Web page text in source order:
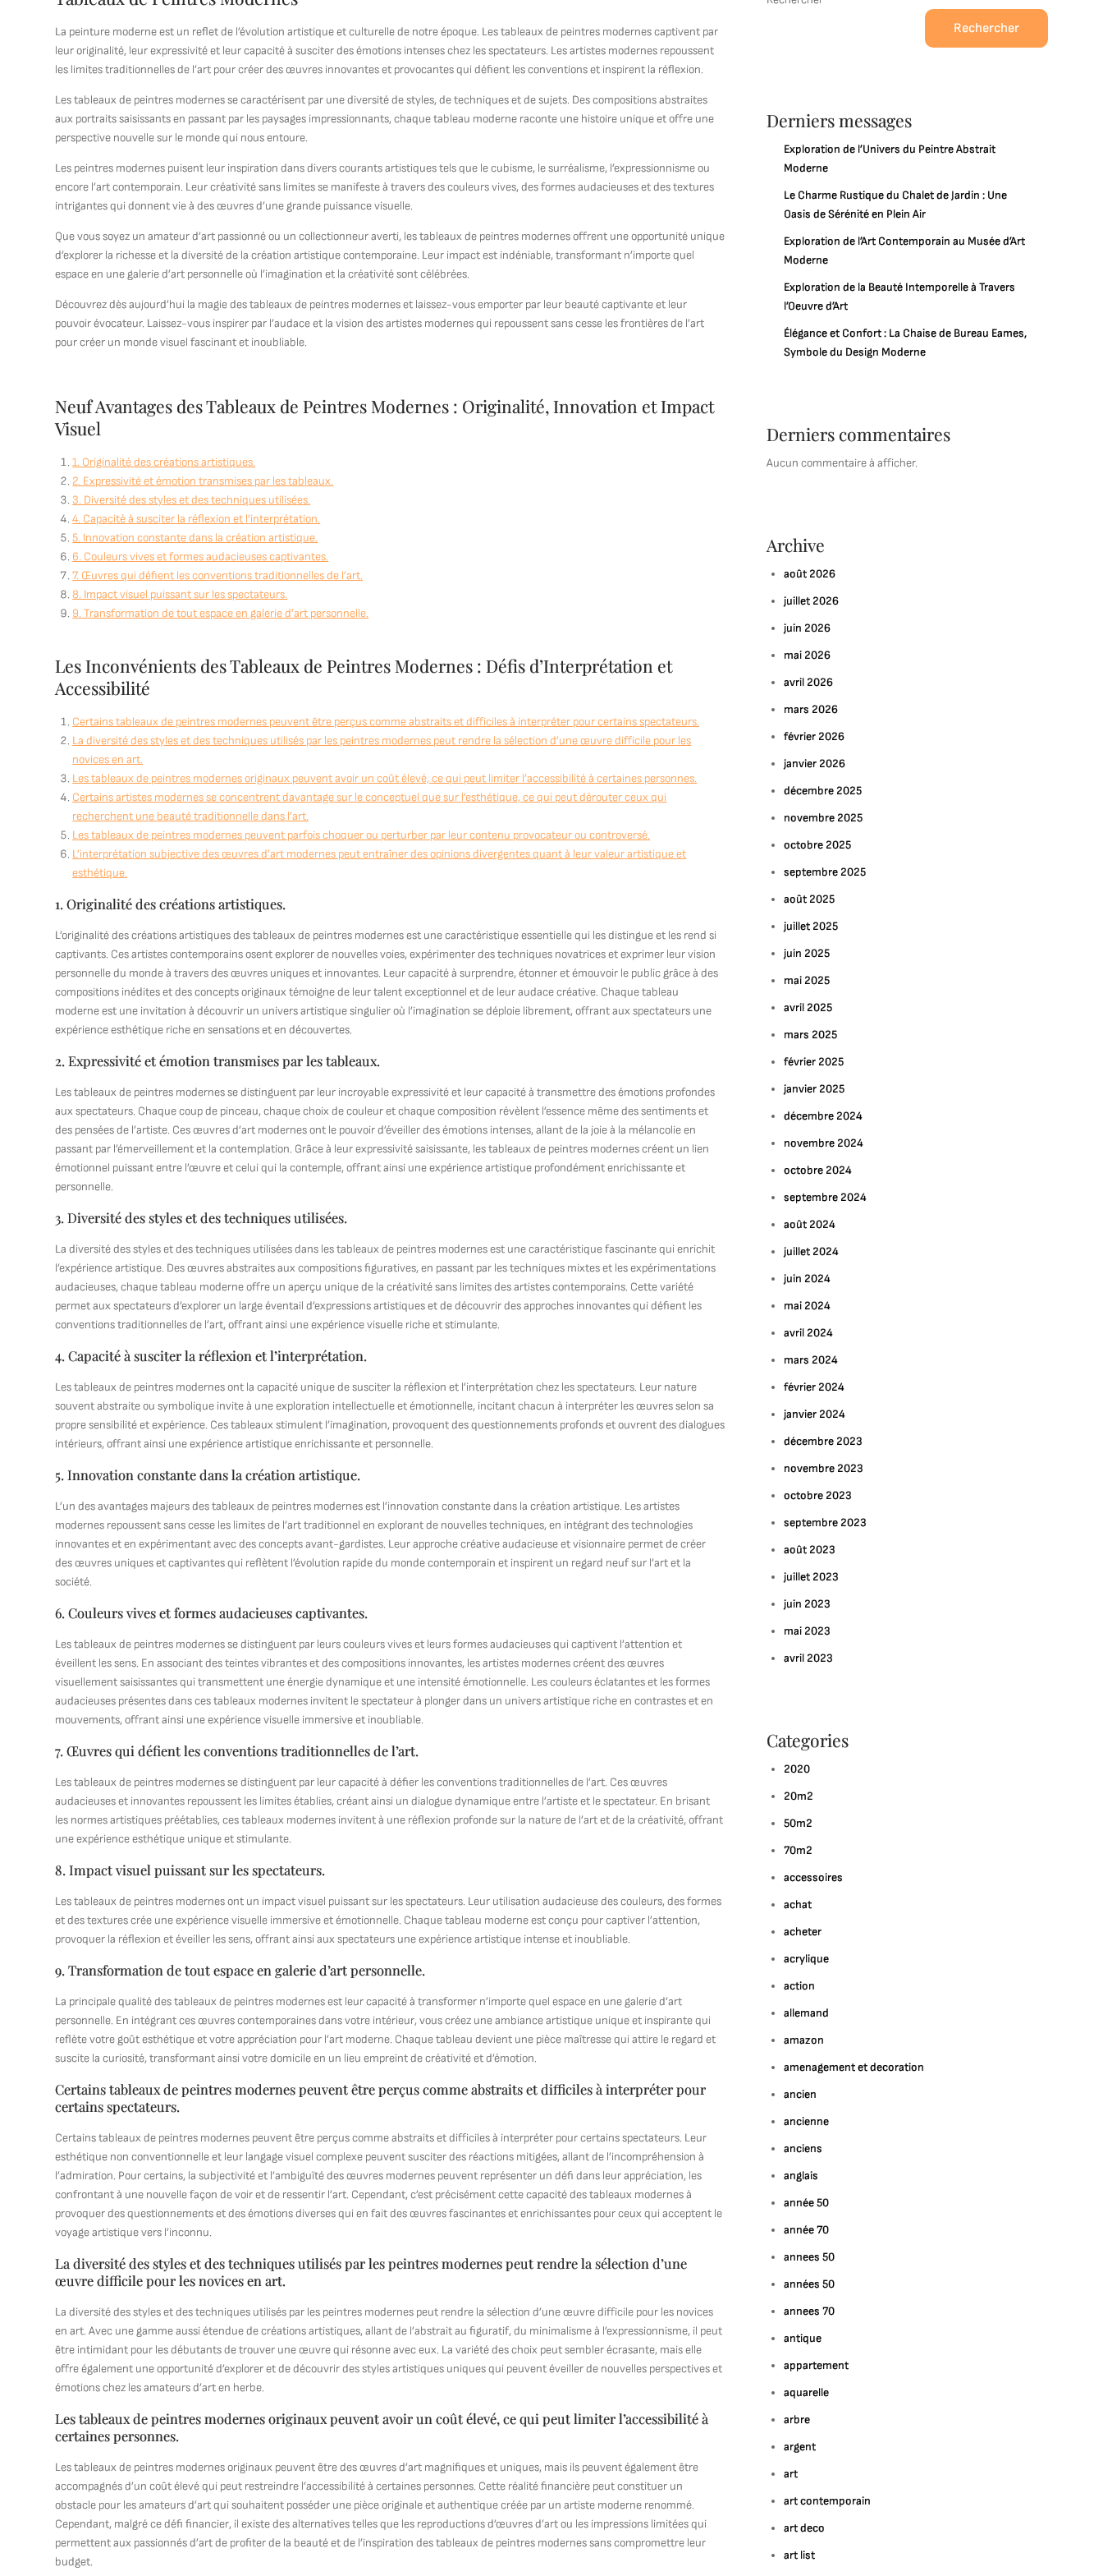
La peinture moderne est un reflet de l’évolution artistique et culturelle de notre époque. Les tableaux de peintres modernes captivent par
leur originalité, leur expressivité et leur capacité à susciter des émotions intenses chez les spectateurs. Les artistes modernes repoussent
les limites traditionnelles de l’art pour créer des œuvres innovantes et provocantes qui défient les conventions et inspirent la réflexion.
Les tableaux de peintres modernes se caractérisent par une diversité de styles, de techniques et de sujets. Des compositions abstraites
aux portraits saisissants en passant par les paysages impressionnants, chaque tableau moderne raconte une histoire unique et offre une
perspective nouvelle sur le monde qui nous entoure.
Les peintres modernes puisent leur inspiration dans divers courants artistiques tels que le cubisme, le surréalisme, l’expressionnisme ou
encore l’art contemporain. Leur créativité sans limites se manifeste à travers des couleurs vives, des formes audacieuses et des textures
intrigantes qui donnent vie à des œuvres d’une grande puissance visuelle.
Que vous soyez un amateur d’art passionné ou un collectionneur averti, les tableaux de peintres modernes offrent une opportunité unique
d’explorer la richesse et la diversité de la création artistique contemporaine. Leur impact est indéniable, transformant n’importe quel
espace en une galerie d’art personnelle où l’imagination et la créativité sont célébrées.
Découvrez dès aujourd’hui la magie des tableaux de peintres modernes et laissez-vous emporter par leur beauté captivante et leur
pouvoir évocateur. Laissez-vous inspirer par l’audace et la vision des artistes modernes qui repoussent sans cesse les frontières de l’art
pour créer un monde visuel fascinant et inoubliable.
Neuf Avantages des Tableaux de Peintres Modernes : Originalité, Innovation et Impact
Visuel
1. Originalité des créations artistiques.
2. Expressivité et émotion transmises par les tableaux.
3. Diversité des styles et des techniques utilisées.
4. Capacité à susciter la réflexion et l’interprétation.
5. Innovation constante dans la création artistique.
6. Couleurs vives et formes audacieuses captivantes.
7. Œuvres qui défient les conventions traditionnelles de l’art.
8. Impact visuel puissant sur les spectateurs.
9. Transformation de tout espace en galerie d’art personnelle.
Les Inconvénients des Tableaux de Peintres Modernes : Défis d’Interprétation et
Accessibilité
Certains tableaux de peintres modernes peuvent être perçus comme abstraits et difficiles à interpréter pour certains spectateurs.
La diversité des styles et des techniques utilisés par les peintres modernes peut rendre la sélection d’une œuvre difficile pour les
novices en art.
Les tableaux de peintres modernes originaux peuvent avoir un coût élevé, ce qui peut limiter l’accessibilité à certaines personnes.
Certains artistes modernes se concentrent davantage sur le conceptuel que sur l’esthétique, ce qui peut dérouter ceux qui
recherchent une beauté traditionnelle dans l’art.
Les tableaux de peintres modernes peuvent parfois choquer ou perturber par leur contenu provocateur ou controversé.
L’interprétation subjective des œuvres d’art modernes peut entraîner des opinions divergentes quant à leur valeur artistique et
esthétique.
1. Originalité des créations artistiques.
L’originalité des créations artistiques des tableaux de peintres modernes est une caractéristique essentielle qui les distingue et les rend si
captivants. Ces artistes contemporains osent explorer de nouvelles voies, expérimenter des techniques novatrices et exprimer leur vision
personnelle du monde à travers des œuvres uniques et innovantes. Leur capacité à surprendre, étonner et émouvoir le public grâce à des
compositions inédites et des concepts originaux témoigne de leur talent exceptionnel et de leur audace créative. Chaque tableau
moderne est une invitation à découvrir un univers artistique singulier où l’imagination se déploie librement, offrant aux spectateurs une
expérience esthétique riche en sensations et en découvertes.
2. Expressivité et émotion transmises par les tableaux.
Les tableaux de peintres modernes se distinguent par leur incroyable expressivité et leur capacité à transmettre des émotions profondes
aux spectateurs. Chaque coup de pinceau, chaque choix de couleur et chaque composition révèlent l’essence même des sentiments et
des pensées de l’artiste. Ces œuvres d’art modernes ont le pouvoir d’éveiller des émotions intenses, allant de la joie à la mélancolie en
passant par l’émerveillement et la contemplation. Grâce à leur expressivité saisissante, les tableaux de peintres modernes créent un lien
émotionnel puissant entre l’œuvre et celui qui la contemple, offrant ainsi une expérience artistique profondément enrichissante et
personnelle.
3. Diversité des styles et des techniques utilisées.
La diversité des styles et des techniques utilisées dans les tableaux de peintres modernes est une caractéristique fascinante qui enrichit
l’expérience artistique. Des œuvres abstraites aux compositions figuratives, en passant par les techniques mixtes et les expérimentations
audacieuses, chaque tableau moderne offre un aperçu unique de la créativité sans limites des artistes contemporains. Cette variété
permet aux spectateurs d’explorer un large éventail d’expressions artistiques et de découvrir des approches innovantes qui défient les
conventions traditionnelles de l’art, offrant ainsi une expérience visuelle riche et stimulante.
4. Capacité à susciter la réflexion et l’interprétation.
Les tableaux de peintres modernes ont la capacité unique de susciter la réflexion et l’interprétation chez les spectateurs. Leur nature
souvent abstraite ou symbolique invite à une exploration intellectuelle et émotionnelle, incitant chacun à interpréter les œuvres selon sa
propre sensibilité et expérience. Ces tableaux stimulent l’imagination, provoquent des questionnements profonds et ouvrent des dialogues
intérieurs, offrant ainsi une expérience artistique enrichissante et personnelle.
5. Innovation constante dans la création artistique.
L’un des avantages majeurs des tableaux de peintres modernes est l’innovation constante dans la création artistique. Les artistes
modernes repoussent sans cesse les limites de l’art traditionnel en explorant de nouvelles techniques, en intégrant des technologies
innovantes et en expérimentant avec des concepts avant-gardistes. Leur approche créative audacieuse et visionnaire permet de créer
des œuvres uniques et captivantes qui reflètent l’évolution rapide du monde contemporain et inspirent un regard neuf sur l’art et la
société.
6. Couleurs vives et formes audacieuses captivantes.
Les tableaux de peintres modernes se distinguent par leurs couleurs vives et leurs formes audacieuses qui captivent l’attention et
éveillent les sens. En associant des teintes vibrantes et des compositions innovantes, les artistes modernes créent des œuvres
visuellement saisissantes qui transmettent une énergie dynamique et une intensité émotionnelle. Les couleurs éclatantes et les formes
audacieuses présentes dans ces tableaux modernes invitent le spectateur à plonger dans un univers artistique riche en contrastes et en
mouvements, offrant ainsi une expérience visuelle immersive et inoubliable.
7. Œuvres qui défient les conventions traditionnelles de l’art.
Les tableaux de peintres modernes se distinguent par leur capacité à défier les conventions traditionnelles de l’art. Ces œuvres
audacieuses et innovantes repoussent les limites établies, créant ainsi un dialogue dynamique entre l’artiste et le spectateur. En brisant
les normes artistiques préétablies, ces tableaux modernes invitent à une réflexion profonde sur la nature de l’art et de la créativité, offrant
une expérience esthétique unique et stimulante.
8. Impact visuel puissant sur les spectateurs.
Les tableaux de peintres modernes ont un impact visuel puissant sur les spectateurs. Leur utilisation audacieuse des couleurs, des formes
et des textures crée une expérience visuelle immersive et émotionnelle. Chaque tableau moderne est conçu pour captiver l’attention,
provoquer la réflexion et éveiller les sens, offrant ainsi aux spectateurs une expérience artistique intense et inoubliable.
9. Transformation de tout espace en galerie d’art personnelle.
La principale qualité des tableaux de peintres modernes est leur capacité à transformer n’importe quel espace en une galerie d’art
personnelle. En intégrant ces œuvres contemporaines dans votre intérieur, vous créez une ambiance artistique unique et inspirante qui
reflète votre goût esthétique et votre appréciation pour l’art moderne. Chaque tableau devient une pièce maîtresse qui attire le regard et
suscite la curiosité, transformant ainsi votre domicile en un lieu empreint de créativité et d’émotion.
Certains tableaux de peintres modernes peuvent être perçus comme abstraits et difficiles à interpréter pour
certains spectateurs.
Certains tableaux de peintres modernes peuvent être perçus comme abstraits et difficiles à interpréter pour certains spectateurs. Leur
esthétique non conventionnelle et leur langage visuel complexe peuvent susciter des réactions mitigées, allant de l’incompréhension à
l’admiration. Pour certains, la subjectivité et l’ambiguïté des œuvres modernes peuvent représenter un défi dans leur appréciation, les
confrontant à une nouvelle façon de voir et de ressentir l’art. Cependant, c’est précisément cette capacité des tableaux modernes à
provoquer des questionnements et des émotions diverses qui en fait des œuvres fascinantes et enrichissantes pour ceux qui acceptent le
voyage artistique vers l’inconnu.
La diversité des styles et des techniques utilisés par les peintres modernes peut rendre la sélection d’une
œuvre difficile pour les novices en art.
La diversité des styles et des techniques utilisés par les peintres modernes peut rendre la sélection d’une œuvre difficile pour les novices
en art. Avec une gamme aussi étendue de créations artistiques, allant de l’abstrait au figuratif, du minimalisme à l’expressionnisme, il peut
être intimidant pour les débutants de trouver une œuvre qui résonne avec eux. La variété des choix peut sembler écrasante, mais elle
offre également une opportunité d’explorer et de découvrir des styles artistiques uniques qui peuvent éveiller de nouvelles perspectives et
émotions chez les amateurs d’art en herbe.
Les tableaux de peintres modernes originaux peuvent avoir un coût élevé, ce qui peut limiter l’accessibilité à
certaines personnes.
Les tableaux de peintres modernes originaux peuvent être des œuvres d’art magnifiques et uniques, mais ils peuvent également être
accompagnés d’un coût élevé qui peut restreindre l’accessibilité à certaines personnes. Cette réalité financière peut constituer un
obstacle pour les amateurs d’art qui souhaitent posséder une pièce originale et authentique créée par un artiste moderne renommé.
Cependant, malgré ce défi financier, il existe des alternatives telles que les reproductions d’œuvres d’art ou les impressions limitées qui
permettent aux passionnés d’art de profiter de la beauté et de l’inspiration des tableaux de peintres modernes sans compromettre leur
budget.
Rechercher
Derniers messages
Exploration de l’Univers du Peintre Abstrait
Moderne
Le Charme Rustique du Chalet de Jardin : Une
Oasis de Sérénité en Plein Air
Exploration de l’Art Contemporain au Musée d’Art
Moderne
Exploration de la Beauté Intemporelle à Travers
l’Oeuvre d’Art
Élégance et Confort : La Chaise de Bureau Eames,
Symbole du Design Moderne
Derniers commentaires
Aucun commentaire à afficher.
Archive
août 2026
juillet 2026
juin 2026
mai 2026
avril 2026
mars 2026
février 2026
janvier 2026
décembre 2025
novembre 2025
octobre 2025
septembre 2025
août 2025
juillet 2025
juin 2025
mai 2025
avril 2025
mars 2025
février 2025
janvier 2025
décembre 2024
novembre 2024
octobre 2024
septembre 2024
août 2024
juillet 2024
juin 2024
mai 2024
avril 2024
mars 2024
février 2024
janvier 2024
décembre 2023
novembre 2023
octobre 2023
septembre 2023
août 2023
juillet 2023
juin 2023
mai 2023
avril 2023
Categories
2020
20m2
50m2
70m2
accessoires
achat
acheter
acrylique
action
allemand
amazon
amenagement et decoration
ancien
ancienne
anciens
anglais
année 50
année 70
annees 50
années 50
annees 70
antique
appartement
aquarelle
arbre
argent
art
art contemporain
art deco
art list